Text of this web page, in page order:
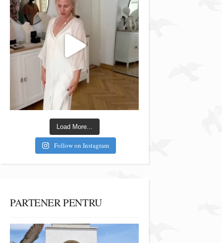
Load More...
Follow on Instagram
PARTENER PENTRU